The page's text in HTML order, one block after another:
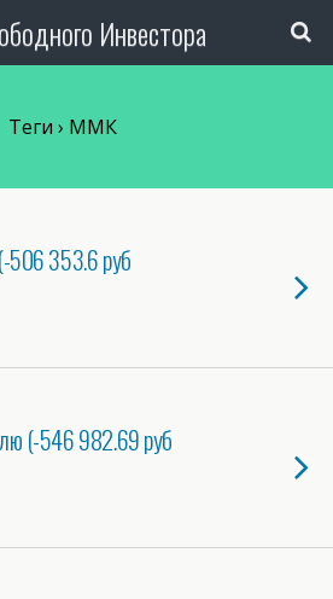
Инвестора
Теги › ММК
506 353.6 руб
(-546 982.69 руб